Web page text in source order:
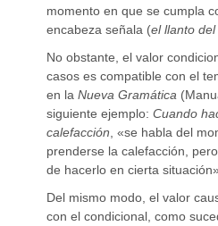
momento en que se cumpla
encabeza señala (el llanto
No obstante, el valor
casos es compatible con el
en laNueva Gramática
siguiente ejemplo:Cuando
calefacción , «se habla del
prenderse la calefacción,
de hacerlo en cierta situación».
Del mismo modo, el valor
con el condicional, como